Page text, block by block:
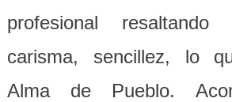
profesional
carisma, sencillez, lo
Alma de Pueblo.